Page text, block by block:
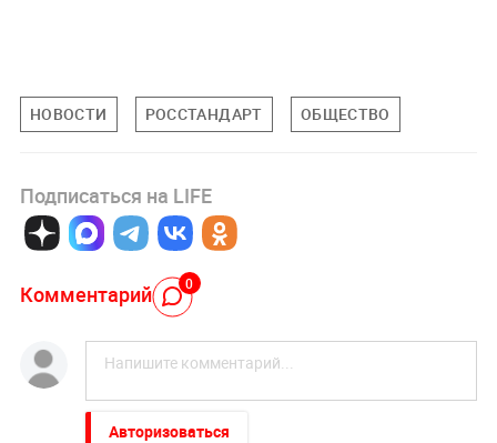
НОВОСТИ РОССТАНДАРТ ОБЩЕСТВО
Подписаться на LIFE
Комментарий 0
Авторизоваться